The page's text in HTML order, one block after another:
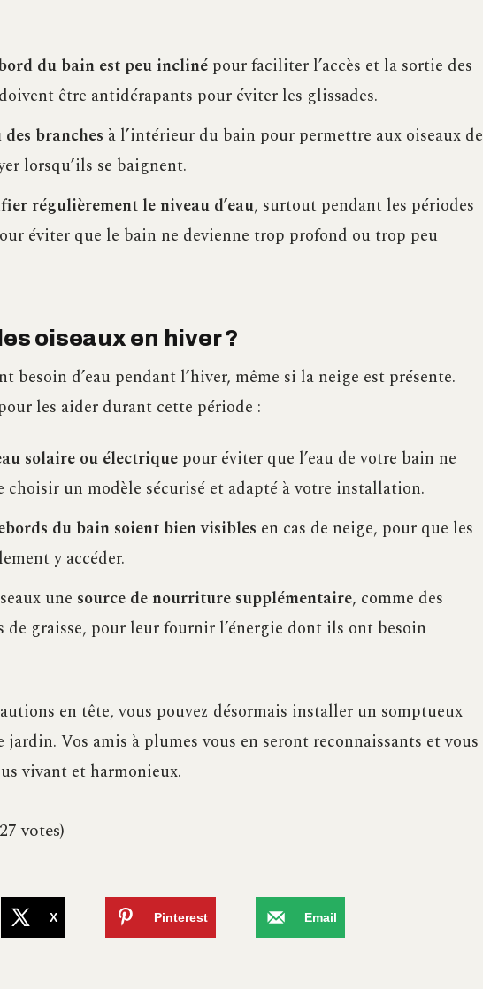
du bain est peu inclinépour faciliter l’accès et la sortie des
être antidérapants pour éviter les glissades.
branches à l’intérieur du bain pour permettre aux oiseaux de
lorsqu’ils se baignent.
régulièrement le niveau d’eau, surtout pendant les périodes
éviter que le bain ne devienne trop profond ou trop peu
oiseaux en hiver ?
besoin d’eau pendant l’hiver, même si la neige est présente.
les aider durant cette période :
solaire ou électriquepour éviter que l’eau de votre bain ne
choisir un modèle sécurisé et adapté à votre installation.
du bain soient bien visibles en cas de neige, pour que les
y accéder.
une source de nourriture supplémentaire, comme des
de graisse, pour leur fournir l’énergie dont ils ont besoin
en tête, vous pouvez désormais installer un somptueux
jardin. Vos amis à plumes vous en seront reconnaissants et vous
vivant et harmonieux.
votes)
X Pinterest Email